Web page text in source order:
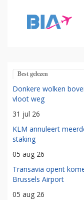
Best gelezen
Donkere wolken
vloot weg
31 jul 26
KLM annuleert
staking
05 aug 26
Transavia opent
Brussels Airport
05 aug 26